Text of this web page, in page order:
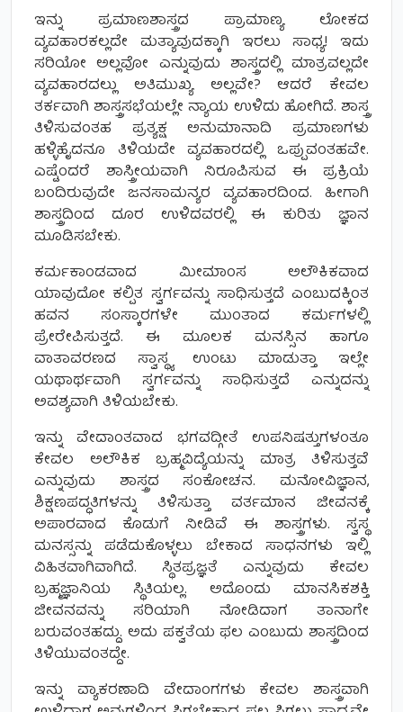
ಇನ್ನು ಪ್ರಮಾಣಶಾಸ್ತ್ರದ ಪ್ರಾಮಾಣ್ಯ ಲೋಕದ
ವ್ಯವಹಾರಕಲ್ಲದೇ ಮತ್ಯಾವುದಕ್ಕಾಗಿ ಇರಲು ಸಾಧ್ಯ! ಇದು
ಸರಿಯೋ ಅಲ್ಲವೋ ಎನ್ನುವುದು ಶಾಸ್ತ್ರದಲ್ಲಿ ಮಾತ್ರವಲ್ಲದೇ
ವ್ಯವಹಾರದಲ್ಲು ಅತಿಮುಖ್ಯ ಅಲ್ಲವೇ? ಆದರೆ ಕೇವಲ
ತರ್ಕವಾಗಿ ಶಾಸ್ತ್ರಸಭೆಯಲ್ಲೇ ನ್ಯಾಯ ಉಳಿದು ಹೋಗಿದೆ. ಶಾಸ್ತ್ರ
ತಿಳಿಸುವಂತಹ ಪ್ರತ್ಯಕ್ಷ ಅನುಮಾನಾದಿ ಪ್ರಮಾಣಗಳು
ಹಳ್ಳಿಹೈದನೂ ತಿಳಿಯದೇ ವ್ಯವಹಾರದಲ್ಲಿ ಒಪ್ಪುವಂತಹವೇ.
ಎಷ್ಟೆಂದರೆ ಶಾಸ್ತ್ರೀಯವಾಗಿ ನಿರೂಪಿಸುವ ಈ ಪ್ರಕ್ರಿಯೆ
ಬಂದಿರುವುದೇ ಜನಸಾಮನ್ಯರ ವ್ಯವಹಾರದಿಂದ. ಹೀಗಾಗಿ
ಶಾಸ್ತ್ರದಿಂದ ದೂರ ಉಳಿದವರಲ್ಲಿ ಈ ಕುರಿತು ಜ್ಞಾನ
ಮೂಡಿಸಬೇಕು.
ಕರ್ಮಕಾಂಡವಾದ ಮೀಮಾಂಸ ಅಲೌಕಿಕವಾದ
ಯಾವುದೋ ಕಲ್ಪಿತ ಸ್ವರ್ಗವನ್ನು ಸಾಧಿಸುತ್ತದೆ ಎಂಬುದಕ್ಕಿಂತ
ಹವನ ಸಂಸ್ಕಾರಗಳೇ ಮುಂತಾದ ಕರ್ಮಗಳಲ್ಲಿ
ಪ್ರೇರೇಪಿಸುತ್ತದೆ. ಈ ಮೂಲಕ ಮನಸ್ಸಿನ ಹಾಗೂ
ವಾತಾವರಣದ ಸ್ವಾಸ್ಥ್ಯ ಉಂಟು ಮಾಡುತ್ತಾ ಇಲ್ಲೇ
ಯಥಾರ್ಥವಾಗಿ ಸ್ವರ್ಗವನ್ನು ಸಾಧಿಸುತ್ತದೆ ಎನ್ನುದನ್ನು
ಅವಶ್ಯವಾಗಿ ತಿಳಿಯಬೇಕು.
ಇನ್ನು ವೇದಾಂತವಾದ ಭಗವದ್ಗೀತೆ ಉಪನಿಷತ್ತುಗಳಂತೂ
ಕೇವಲ ಅಲೌಕಿಕ ಬ್ರಹ್ಮವಿದ್ಯೆಯನ್ನು ಮಾತ್ರ ತಿಳಿಸುತ್ತವೆ
ಎನ್ನುವುದು ಶಾಸ್ತ್ರದ ಸಂಕೋಚನ. ಮನೋವಿಜ್ಞಾನ,
ಶಿಕ್ಷಣಪದ್ಧತಿಗಳನ್ನು ತಿಳಿಸುತ್ತಾ ವರ್ತಮಾನ ಜೀವನಕ್ಕೆ
ಅಪಾರವಾದ ಕೊಡುಗೆ ನೀಡಿವೆ ಈ ಶಾಸ್ತ್ರಗಳು. ಸ್ವಸ್ಥ
ಮನಸ್ಸನ್ನು ಪಡೆದುಕೊಳ್ಳಲು ಬೇಕಾದ ಸಾಧನಗಳು ಇಲ್ಲಿ
ವಿಹಿತವಾಗಿವಾಗಿದೆ. ಸ್ಥಿತಪ್ರಜ್ಞತೆ ಎನ್ನುವುದು ಕೇವಲ
ಬ್ರಹ್ಮಜ್ಞಾನಿಯ ಸ್ಥಿತಿಯಲ್ಲ. ಅದೊಂದು ಮಾನಸಿಕಶಕ್ತಿ
ಜೀವನವನ್ನು ಸರಿಯಾಗಿ ನೋಡಿದಾಗ ತಾನಾಗೇ
ಬರುವಂತಹದ್ದು. ಅದು ಪಕ್ವತೆಯ ಫಲ ಎಂಬುದು ಶಾಸ್ತ್ರದಿಂದ
ತಿಳಿಯುವಂತದ್ದೇ.
ಇನ್ನು ವ್ಯಾಕರಣಾದಿ ವೇದಾಂಗಗಳು ಕೇವಲ ಶಾಸ್ತ್ರವಾಗಿ